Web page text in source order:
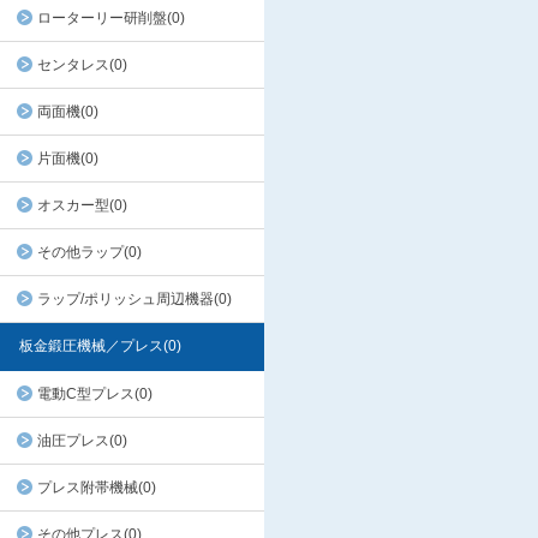
ローターリー研削盤(0)
センタレス(0)
両面機(0)
片面機(0)
オスカー型(0)
その他ラップ(0)
ラップ/ポリッシュ周辺機器(0)
板金鍛圧機械／プレス(0)
電動C型プレス(0)
油圧プレス(0)
プレス附帯機械(0)
その他プレス(0)